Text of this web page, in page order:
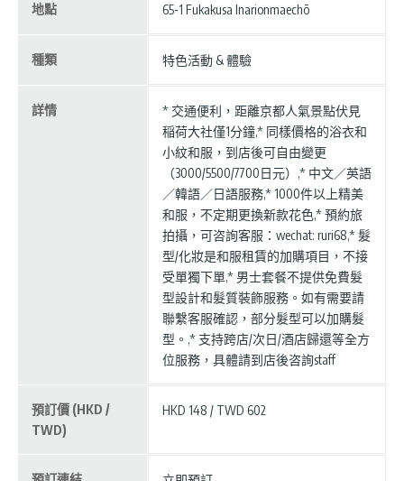
地點 65-1 Fukakusa Inarionmaechō
種類 特色活動 & 體驗
詳情
* 交通便利，距離京都人氣景點伏見
稲荷大社僅1分鐘,* 同樣價格的浴衣和
小紋和服，到店後可自由變更
（3000/5500/7700日元）,* 中文／英語
／韓語／日語服務,* 1000件以上精美
和服，不定期更換新款花色,* 預約旅
拍攝，可咨詢客服：wechat: ruri68,* 髮
型/化妝是和服租賃的加購項目，不接
受單獨下單,* 男士套餐不提供免費髮
型設計和髮質裝飾服務。如有需要請
聯繫客服確認，部分髮型可以加購髮
型。,* 支持跨店/次日/酒店歸還等全方
位服務，具體請到店後咨詢staff
預訂價 (HKD /
TWD)
HKD 148 / TWD 602